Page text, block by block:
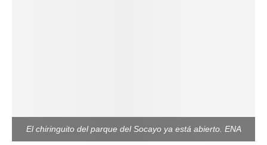
El chiringuito del parque del Socayo ya está abierto. ENA